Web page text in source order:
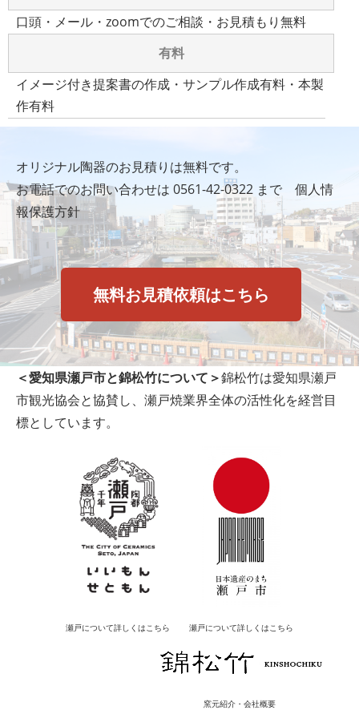
口頭・メール・zoomでのご相談・お見積もり無料
有料
イメージ付き提案書の作成・サンプル作成有料・本製
作有料
オリジナル陶器のお見積りは無料です。
お電話でのお問い合わせは 0561-42-0322 まで 個人情
報保護方針
無料お見積依頼はこちら
＜愛知県瀬戸市と錦松竹について＞錦松竹は愛知県瀬戸
市観光協会と協賛し、瀬戸焼業界全体の活性化を経営目
標としています。
瀬戸について詳しくはこちら 瀬戸について詳しくはこちら
窯元紹介・会社概要